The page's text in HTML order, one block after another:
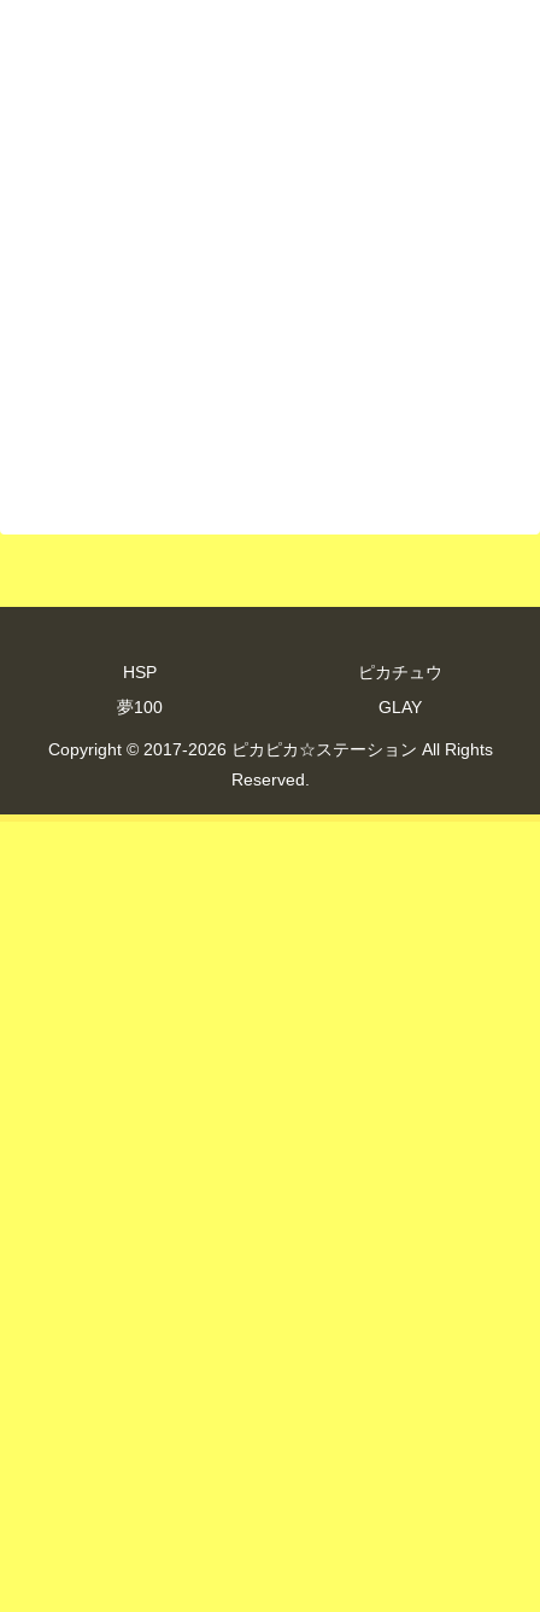
HSP
ピカチュウ
夢100
GLAY
Copyright © 2017-2026 ピカピカ☆ステーション All Rights
Reserved.